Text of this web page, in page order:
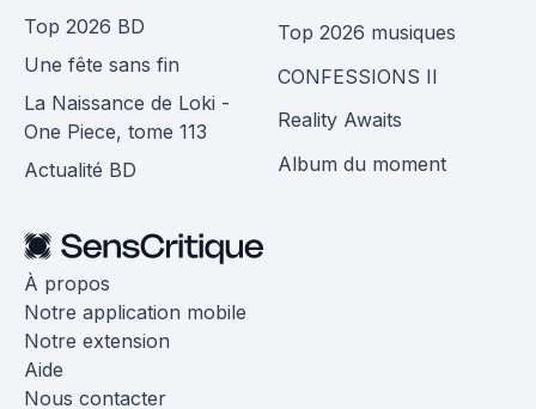
Top 2026 BD
Une fête sans fin
La Naissance de Loki -
One Piece, tome 113
Actualité BD
Top 2026 musiques
CONFESSIONS II
Reality Awaits
Album du moment
À propos
Notre application mobile
Notre extension
Aide
Nous contacter